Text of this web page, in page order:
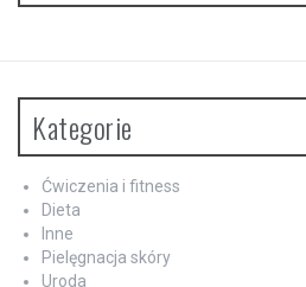
Kategorie
Ćwiczenia i fitness
Dieta
Inne
Pielęgnacja skóry
Uroda